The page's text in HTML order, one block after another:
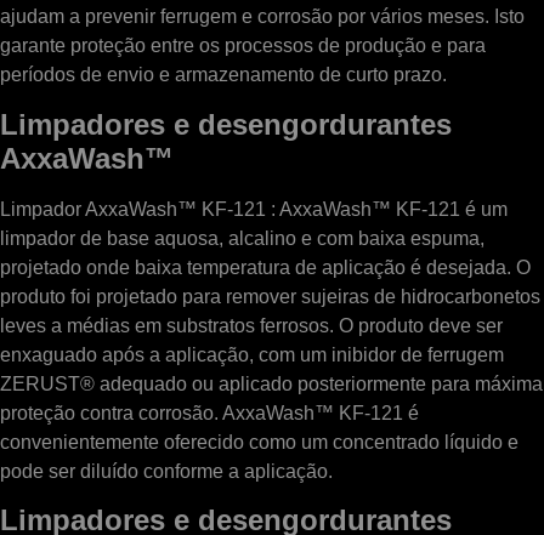
ajudam a prevenir ferrugem e corrosão por vários meses. Isto
garante proteção entre os processos de produção e para
períodos de envio e armazenamento de curto prazo.
Limpadores e desengordurantes
AxxaWash™
Limpador AxxaWash™ KF-121 : AxxaWash™ KF-121 é um
limpador de base aquosa, alcalino e com baixa espuma,
projetado onde baixa temperatura de aplicação é desejada. O
produto foi projetado para remover sujeiras de hidrocarbonetos
leves a médias em substratos ferrosos. O produto deve ser
enxaguado após a aplicação, com um inibidor de ferrugem
ZERUST® adequado ou aplicado posteriormente para máxima
proteção contra corrosão. AxxaWash™ KF-121 é
convenientemente oferecido como um concentrado líquido e
pode ser diluído conforme a aplicação.
Limpadores e desengordurantes